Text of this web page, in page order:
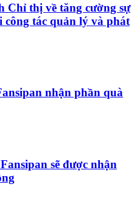
Chỉ thị về tăng cường sự
tác quản lý và phát
nhận phần quà
sẽ được nhận